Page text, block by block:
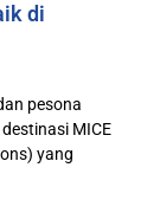
di
pesona
MICE
yang